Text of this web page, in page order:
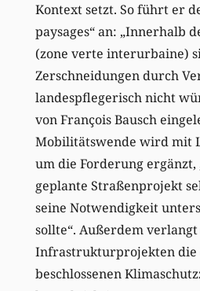
Kontext setzt. So führt er
paysages“ an: „Innerhalb
(zone verte interurbaine)
Zerschneidungen durch
landespflegerisch nicht
von François Bausch
Mobilitätswende wird mit
um die Forderung ergänzt,
geplante Straßenprojekt
seine Notwendigkeit
sollte“. Außerdem
Infrastrukturprojekten die
beschlossenen